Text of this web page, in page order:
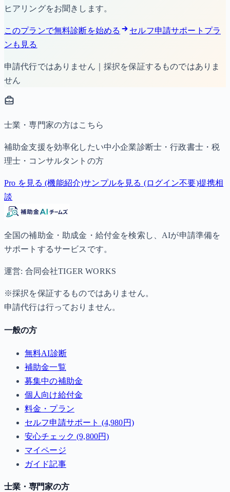
ヒアリングをお聞きします。
このプランで無料診断を始める
セルフ申請サポートプラ
ンも見る
申請代行ではありません｜採択を保証するものではありま
せん
士業・専門家の方はこちら
補助金支援を効率化したい中小企業診断士・行政書士・税
理士・コンサルタントの方
Pro を見る (機能紹介)サンプルを見る (ログイン不要)提携相
談
全国の補助金・助成金・給付金を検索し、AIが申請準備を
サポートするサービスです。
運営: 合同会社TIGER WORKS
※採択を保証するものではありません。
申請代行は行っておりません。
一般の方
無料AI診断
補助金一覧
募集中の補助金
個人向け給付金
料金・プラン
セルフ申請サポート (4,980円)
安心チェック (9,800円)
マイページ
ガイド記事
士業・専門家の方